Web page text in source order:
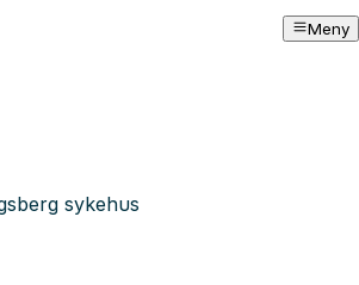
Meny
sykehus